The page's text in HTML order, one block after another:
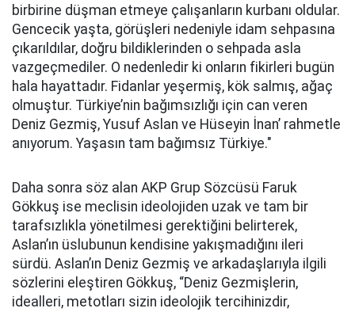
birbirine düşman etmeye çalışanların kurbanı oldular.
Gencecik yaşta, görüşleri nedeniyle idam sehpasına
çıkarıldılar, doğru bildiklerinden o sehpada asla
vazgeçmediler. O nedenledir ki onların fikirleri bugün
hala hayattadır. Fidanlar yeşermiş, kök salmış, ağaç
olmuştur. Türkiye’nin bağımsızlığı için can veren
Deniz Gezmiş, Yusuf Aslan ve Hüseyin İnan’ rahmetle
anıyorum. Yaşasın tam bağımsız Türkiye."
Daha sonra söz alan AKP Grup Sözcüsü Faruk
Gökkuş ise meclisin ideolojiden uzak ve tam bir
tarafsızlıkla yönetilmesi gerektiğini belirterek,
Aslan’ın üslubunun kendisine yakışmadığını ileri
sürdü. Aslan’ın Deniz Gezmiş ve arkadaşlarıyla ilgili
sözlerini eleştiren Gökkuş, “Deniz Gezmişlerin,
idealleri, metotları sizin ideolojik tercihinizdir,